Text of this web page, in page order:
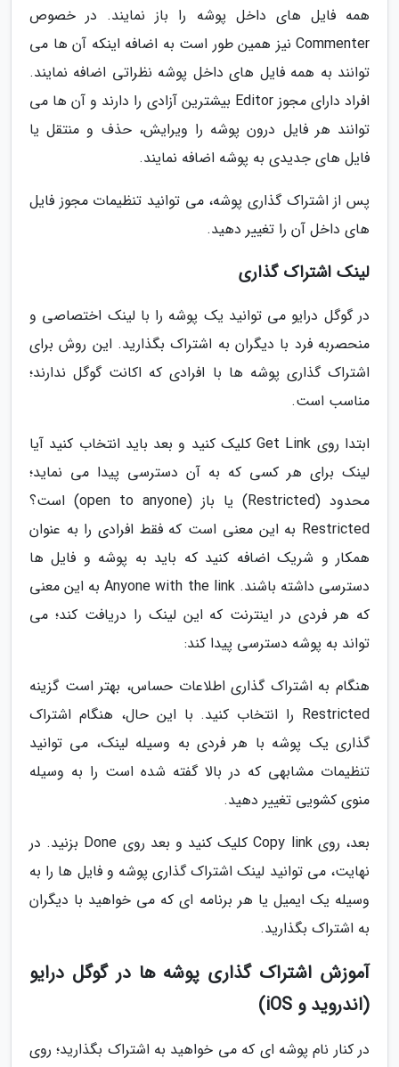
همه فایل های داخل پوشه را باز نمایند. در خصوص
Commenter نیز همین طور است به اضافه اینکه آن ها می
توانند به همه فایل های داخل پوشه نظراتی اضافه نمایند.
افراد دارای مجوز Editor بیشترین آزادی را دارند و آن ها می
توانند هر فایل درون پوشه را ویرایش، حذف و منتقل یا
فایل های جدیدی به پوشه اضافه نمایند.
پس از اشتراک گذاری پوشه، می توانید تنظیمات مجوز فایل
های داخل آن را تغییر دهید.
لینک اشتراک گذاری
در گوگل درایو می توانید یک پوشه را با لینک اختصاصی و
منحصربه فرد با دیگران به اشتراک بگذارید. این روش برای
اشتراک گذاری پوشه ها با افرادی که اکانت گوگل ندارند؛
مناسب است.
ابتدا روی Get Link کلیک کنید و بعد باید انتخاب کنید آیا
لینک برای هر کسی که به آن دسترسی پیدا می نماید؛
محدود (Restricted) یا باز (open to anyone) است؟
Restricted به این معنی است که فقط افرادی را به عنوان
همکار و شریک اضافه کنید که باید به پوشه و فایل ها
دسترسی داشته باشند. Anyone with the link به این معنی
که هر فردی در اینترنت که این لینک را دریافت کند؛ می
تواند به پوشه دسترسی پیدا کند:
هنگام به اشتراک گذاری اطلاعات حساس، بهتر است گزینه
Restricted را انتخاب کنید. با این حال، هنگام اشتراک
گذاری یک پوشه با هر فردی به وسیله لینک، می توانید
تنظیمات مشابهی که در بالا گفته شده است را به وسیله
منوی کشویی تغییر دهید.
بعد، روی Copy link کلیک کنید و بعد روی Done بزنید. در
نهایت، می توانید لینک اشتراک گذاری پوشه و فایل ها را به
وسیله یک ایمیل یا هر برنامه ای که می خواهید با دیگران
به اشتراک بگذارید.
آموزش اشتراک گذاری پوشه ها در گوگل درایو
(اندروید و iOS)
در کنار نام پوشه ای که می خواهید به اشتراک بگذارید؛ روی